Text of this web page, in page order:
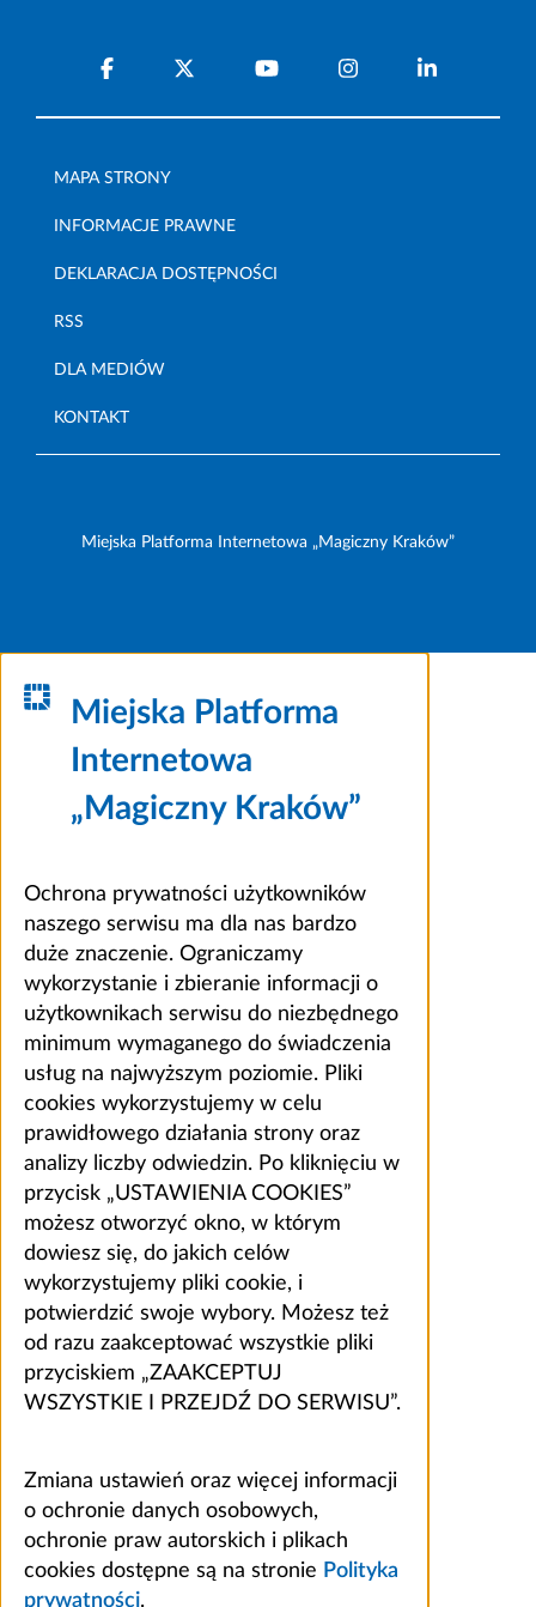
MAPA STRONY
INFORMACJE PRAWNE
DEKLARACJA DOSTĘPNOŚCI
RSS
DLA MEDIÓW
KONTAKT
Miejska Platforma Internetowa „Magiczny Kraków”
Miejska Platforma
Internetowa
„Magiczny Kraków”
Ochrona prywatności użytkowników
naszego serwisu ma dla nas bardzo
duże znaczenie. Ograniczamy
wykorzystanie i zbieranie informacji o
użytkownikach serwisu do niezbędnego
minimum wymaganego do świadczenia
usług na najwyższym poziomie. Pliki
cookies wykorzystujemy w celu
prawidłowego działania strony oraz
analizy liczby odwiedzin. Po kliknięciu w
przycisk „USTAWIENIA COOKIES”
możesz otworzyć okno, w którym
dowiesz się, do jakich celów
wykorzystujemy pliki cookie, i
potwierdzić swoje wybory. Możesz też
od razu zaakceptować wszystkie pliki
przyciskiem „ZAAKCEPTUJ
WSZYSTKIE I PRZEJDŹ DO SERWISU”.
Zmiana ustawień oraz więcej informacji
o ochronie danych osobowych,
ochronie praw autorskich i plikach
cookies dostępne są na stronie Polityka
prywatności.